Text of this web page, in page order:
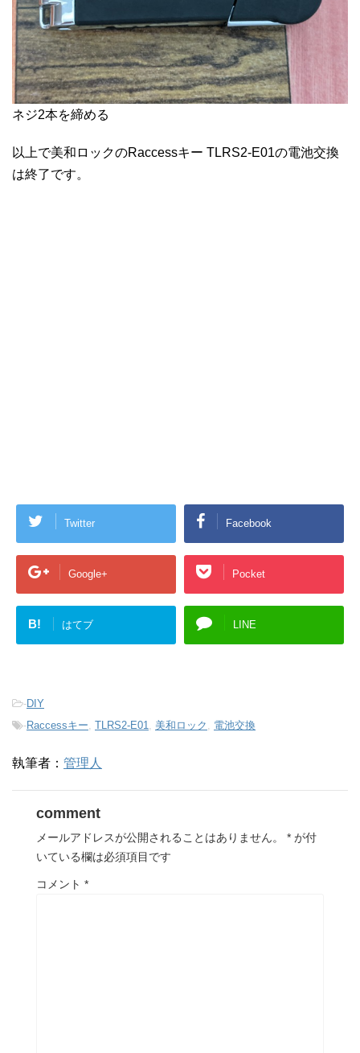
ネジ2本を締める
以上で美和ロックのRaccessキー TLRS2-E01の電池交換
は終了です。
Twitter Facebook
Google+ Pocket
B! はてブ LINE
-DIY
-Raccessキー TLRS2-E01 美和ロック 電池交換
執筆者： 管理人
comment
メールアドレスが公開されることはありません。 * が付
いている欄は必須項目です
コメント *